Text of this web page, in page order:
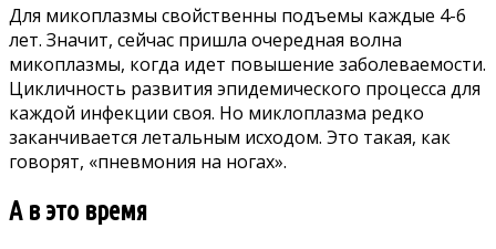
Для микоплазмы свойственны подъемы каждые 4-6
лет. Значит, сейчас пришла очередная волна
микоплазмы, когда идет повышение заболеваемости.
Цикличность развития эпидемического процесса для
каждой инфекции своя. Но миклоплазма редко
заканчивается летальным исходом. Это такая, как
говорят, «пневмония на ногах».
А в это время